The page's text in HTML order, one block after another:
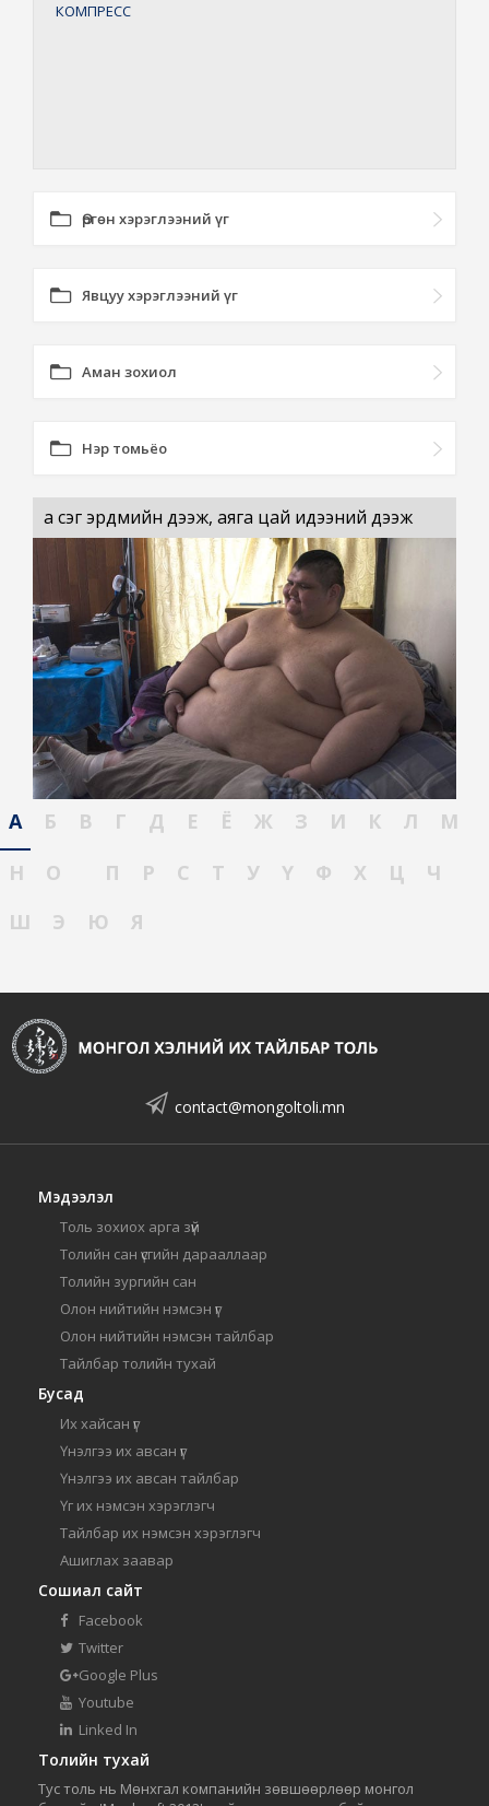
КОМПРЕСС
Өргөн хэрэглээний үг
Явцуу хэрэглээний үг
Аман зохиол
Нэр томьёо
а үсэг эрдмийн дээж, аяга цай идээний дээж
А Б В Г Д Е Ё Ж З И К Л
М
Н
О П Р С Т У Ү Ф Х Ц
Ч
Ш
Э Ю Я
contact@mongoltoli.mn
Мэдээлэл
Толь зохиох арга зүй
Толийн сан үсгийн дарааллаар
Толийн зургийн сан
Олон нийтийн нэмсэн үг
Олон нийтийн нэмсэн тайлбар
Тайлбар толийн тухай
Бусад
Их хайсан үг
Үнэлгээ их авсан үг
Үнэлгээ их авсан тайлбар
Үг их нэмсэн хэрэглэгч
Тайлбар их нэмсэн хэрэглэгч
Ашиглах заавар
Сошиал сайт
Facebook
Twitter
Google Plus
Youtube
Linked In
Толийн тухай
Тус толь нь Мөнхгал компанийн зөвшөөрлөөр монгол